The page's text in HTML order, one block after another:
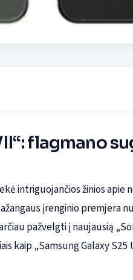
flagmano
intriguojančios žinios apie
įrenginio premjera
pažvelgti į naujausią
kaip „Samsung Galaxy